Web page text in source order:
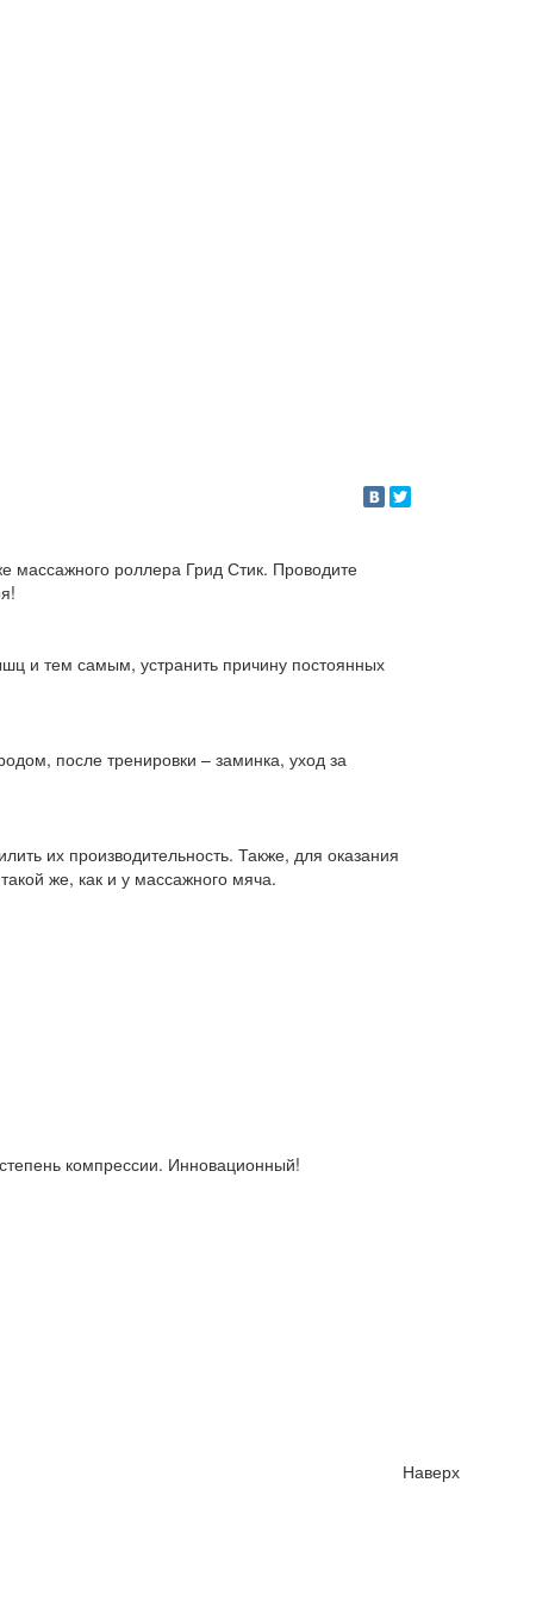
массажного роллера Грид Стик. Проводите
и тем самым, устранить причину постоянных
после тренировки – заминка, уход за
их производительность. Также, для оказания
же, как и у массажного мяча.
компрессии. Инновационный!
Наверх